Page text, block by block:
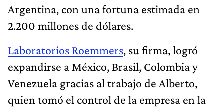
Argentina, con una fortuna estimada en
2.200 millones de dólares.
Laboratorios Roemmers, su firma, logró
expandirse a México, Brasil, Colombia y
Venezuela gracias al trabajo de Alberto,
quien tomó el control de la empresa en la